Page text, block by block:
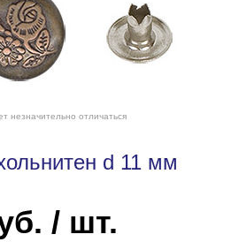
незначительно отличаться
d 11 мм
/ шт.